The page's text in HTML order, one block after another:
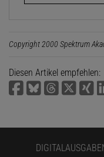
Copyright 2000 Spektrum
Diesen Artikel empfehlen: